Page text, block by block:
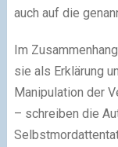
auch auf die
Im
sie als Erklärung
Manipulation der
– schreiben die